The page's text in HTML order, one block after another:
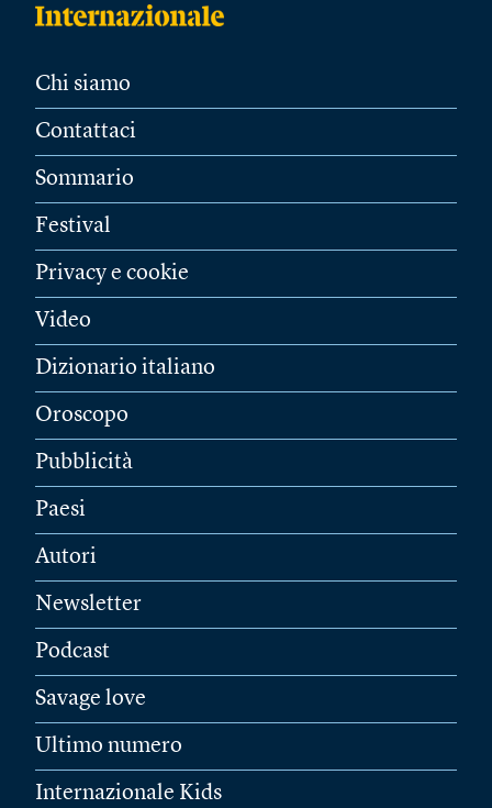
Chi siamo
Contattaci
Sommario
Festival
Privacy e cookie
Video
Dizionario italiano
Oroscopo
Pubblicità
Paesi
Autori
Newsletter
Podcast
Savage love
Ultimo numero
Internazionale Kids